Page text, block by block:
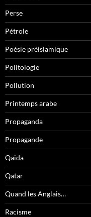
Perse
Pétrole
Poésie préislamique
Politologie
Pollution
Printemps arabe
Propaganda
Propagande
Qaida
Qatar
Quand les Anglais…
Racisme